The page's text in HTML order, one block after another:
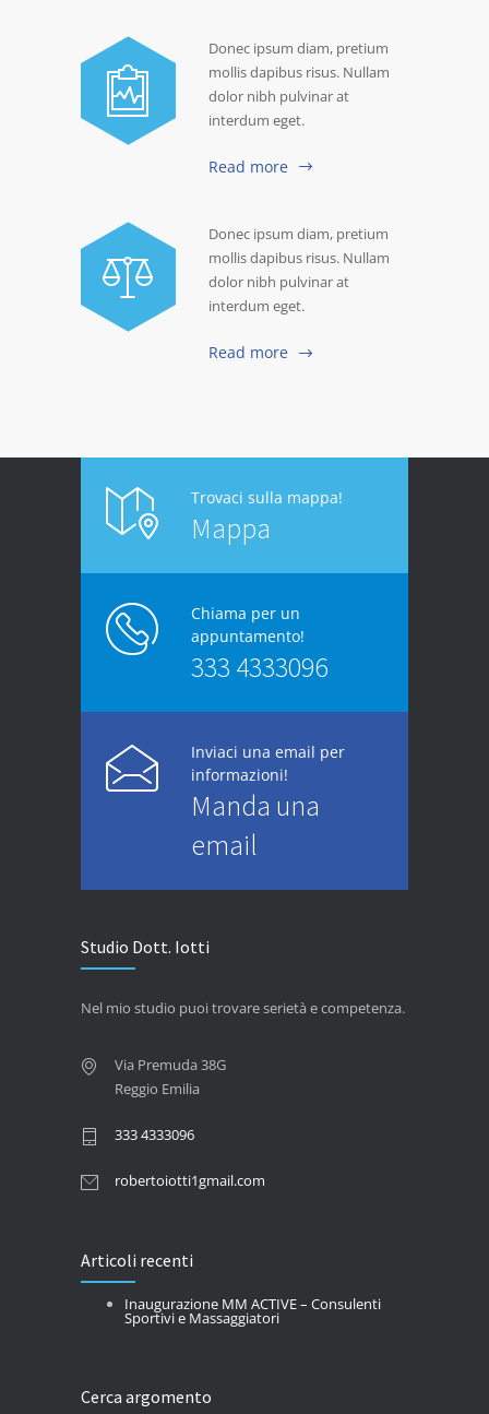
Donec ipsum diam, pretium
mollis dapibus risus. Nullam
dolor nibh pulvinar at
interdum eget.
Read more
Donec ipsum diam, pretium
mollis dapibus risus. Nullam
dolor nibh pulvinar at
interdum eget.
Read more
Trovaci sulla mappa!
Mappa
Chiama per un
appuntamento!
333 4333096
Inviaci una email per
informazioni!
Manda una
email
Studio Dott. Iotti
Nel mio studio puoi trovare serietà e competenza.
Via Premuda 38G
Reggio Emilia
333 4333096
robertoiotti1gmail.com
Articoli recenti
Inaugurazione MM ACTIVE – Consulenti
Sportivi e Massaggiatori
Cerca argomento